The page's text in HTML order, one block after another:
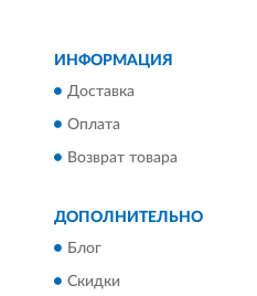
ИНФОРМАЦИЯ
Доставка
Оплата
Возврат товара
ДОПОЛНИТЕЛЬНО
Блог
Скидки